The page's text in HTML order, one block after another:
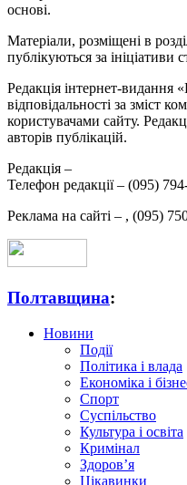
основі.
Матеріали, розміщені в
публікуються за ініціативи
Редакція інтернет-видання
відповідальності за зміст
користувачами сайту.
авторів публікацій.
Редакція –
Телефон редакції – (095)
Реклама на сайті – , (095)
Полтавщина:
Новини
Події
Політика і влада
Економіка і
Спорт
Суспільство
Культура і освіта
Кримінал
Здоров’я
Цікавинки